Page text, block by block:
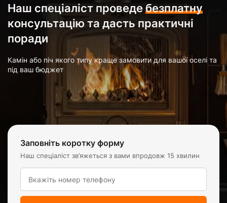
Наш спеціаліст проведебезплатну
консультацію та дасть практичні
поради
Камін або піч якого типу краще замовити для вашої оселі та
під ваш бюджет
Заповніть коротку форму
Наш спеціаліст зв’яжеться з вами впродовж 15 хвилин